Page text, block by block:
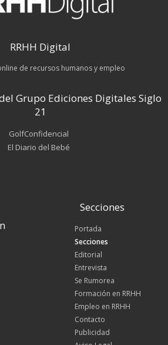
RRHH Digital
de recursos humanos y empleo
Grupo Ediciones Digitales Siglo
21
GolfConfidencial
El Diario del Bebé
Secciones
Portada
Secciones
Editorial
Entrevista
Se Rumorea
Formación en RRHH
Empleo en RRHH
Contacto
Publicidad